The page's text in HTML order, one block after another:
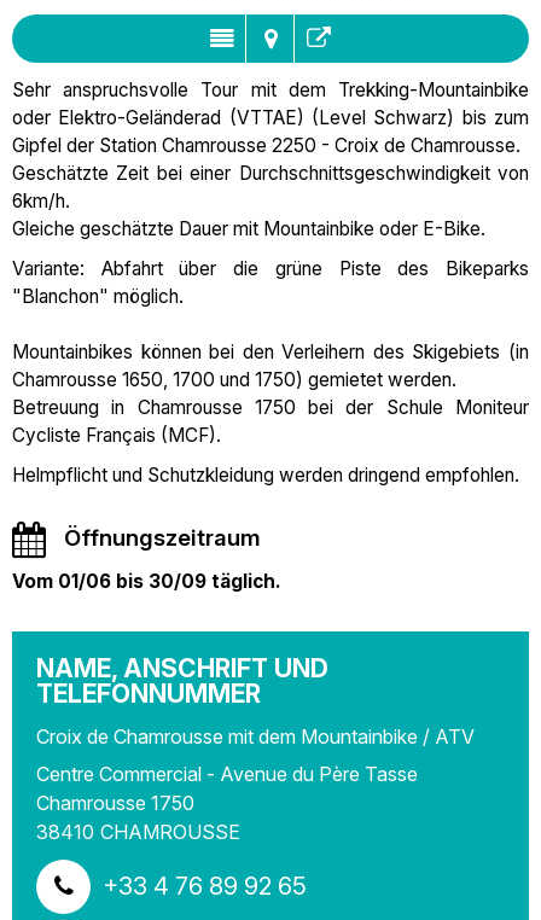
Sehr anspruchsvolle Tour mit dem Trekking-Mountainbike
oder Elektro-Geländerad (VTTAE) (Level Schwarz) bis zum
Gipfel der Station Chamrousse 2250 - Croix de Chamrousse.
Geschätzte Zeit bei einer Durchschnittsgeschwindigkeit von
6km/h.
Gleiche geschätzte Dauer mit Mountainbike oder E-Bike.
Variante: Abfahrt über die grüne Piste des Bikeparks
"Blanchon" möglich.
Mountainbikes können bei den Verleihern des Skigebiets (in
Chamrousse 1650, 1700 und 1750) gemietet werden.
Betreuung in Chamrousse 1750 bei der Schule Moniteur
Cycliste Français (MCF).
Helmpflicht und Schutzkleidung werden dringend empfohlen.
Öffnungszeitraum
Vom 01/06 bis 30/09 täglich.
NAME, ANSCHRIFT UND
TELEFONNUMMER
Croix de Chamrousse mit dem Mountainbike / ATV
Centre Commercial - Avenue du Père Tasse
Chamrousse 1750
38410 CHAMROUSSE
+33 4 76 89 92 65